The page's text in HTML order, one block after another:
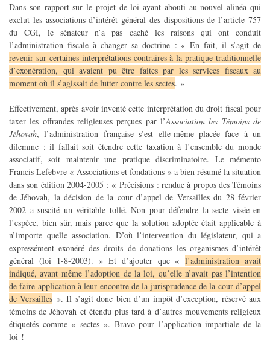
Dans son rapport sur le projet de loi ayant abouti au nouvel alinéa qui
exclut les associations d’intérêt général des dispositions de l’article 757
du CGI, le sénateur n’a pas caché les raisons qui ont conduit
l’administration fiscale à changer sa doctrine : « En fait, il s’agit de
revenir sur certaines interprétations contraires à la pratique traditionnelle
d’exonération, qui avaient pu être faites par les services fiscaux au
moment où il s’agissait de lutter contre les sectes. »
Effectivement, après avoir inventé cette interprétation du droit fiscal pour
taxer les offrandes religieuses perçues par l’Association les Témoins de
Jéhovah, l’administration française s’est elle-même placée face à un
dilemme : il fallait soit étendre cette taxation à l’ensemble du monde
associatif, soit maintenir une pratique discriminatoire. Le mémento
Francis Lefebvre « Associations et fondations » a bien résumé la situation
dans son édition 2004-2005 : « Précisions : rendue à propos des Témoins
de Jéhovah, la décision de la cour d’appel de Versailles du 28 février
2002 a suscité un véritable tollé. Non pour défendre la secte visée en
l’espèce, bien sûr, mais parce que la solution adoptée était applicable à
n’importe quelle association. D’où l’intervention du législateur, qui a
expressément exonéré des droits de donations les organismes d’intérêt
général (loi 1-8-2003). » Et d’ajouter que «l’administration avait
indiqué, avant même l’adoption de la loi, qu’elle n’avait pas l’intention
de faire application à leur encontre de la jurisprudence de la cour d’appel
de Versailles ». Il s’agit donc bien d’un impôt d’exception, réservé aux
témoins de Jéhovah et étendu plus tard à d’autres mouvements religieux
étiquetés comme « sectes ». Bravo pour l’application impartiale de la
loi !